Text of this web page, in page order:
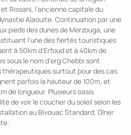
Rissani, l’ancienne capitale du
Alaouite. Continuation par une
pieds des dunes de Merzouga, une
l'une des fiertés touristiques
à 50km d'Erfoud et à 40km de
sous le nom d'erg Chebbi sont
thérapeutiques surtout pour des cas
parfois la hauteur de 100m, et
de longueur. Plusieurs oasis
de voir le coucher du soleil selon les
au Bivouac Standard. Dîner